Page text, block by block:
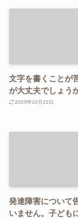
文字を書くことが
が大丈夫でしょう
2025年10月22日
発達障害について
いません。子ども